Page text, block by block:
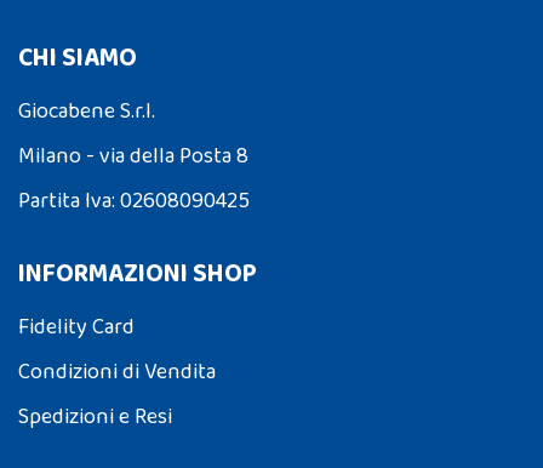
CHI SIAMO
Giocabene S.r.l.
Milano - via della Posta 8
Partita Iva: 02608090425
INFORMAZIONI SHOP
Fidelity Card
Condizioni di Vendita
Spedizioni e Resi